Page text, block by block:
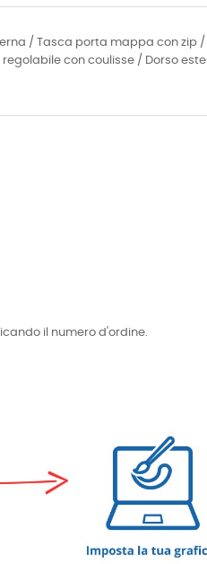
/ Tasca porta mappa con
con coulisse / Dorso
il numero d'ordine.